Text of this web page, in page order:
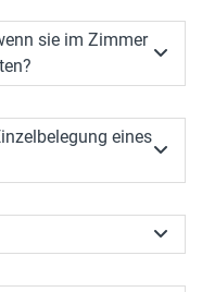
sie im Zimmer

eines

